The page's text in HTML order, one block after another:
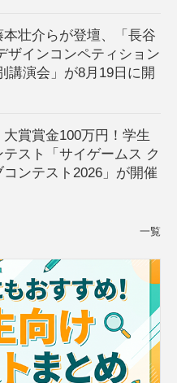
壮介らが登壇、「長谷
ザインコンペティション
講演会」が8月19日に開
大賞賞金100万円！学生
スト「サイゲームス ク
コンテスト2026」が開催
一覧